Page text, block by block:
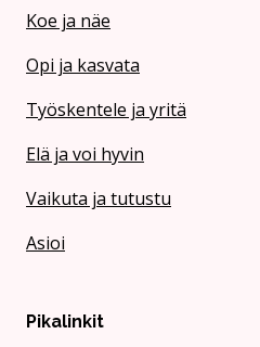
Koe ja näe
Opi ja kasvata
Työskentele ja yritä
Elä ja voi hyvin
Vaikuta ja tutustu
Asioi
Pikalinkit